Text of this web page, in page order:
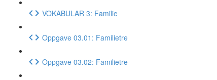
VOKABULAR 3: Familie
Oppgave 03.01: Familietre
Oppgave 03.02: Familietre